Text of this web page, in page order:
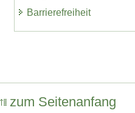
Barrierefreiheit
zum Seitenanfang